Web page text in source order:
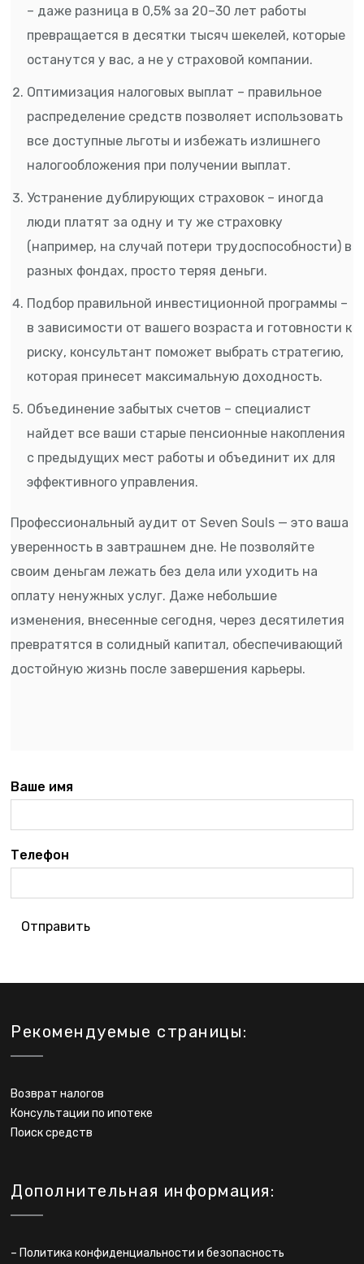
– даже разница в 0,5% за 20–30 лет работы
превращается в десятки тысяч шекелей, которые
останутся у вас, а не у страховой компании.
Оптимизация налоговых выплат – правильное
распределение средств позволяет использовать
все доступные льготы и избежать излишнего
налогообложения при получении выплат.
Устранение дублирующих страховок – иногда
люди платят за одну и ту же страховку
(например, на случай потери трудоспособности) в
разных фондах, просто теряя деньги.
Подбор правильной инвестиционной программы –
в зависимости от вашего возраста и готовности к
риску, консультант поможет выбрать стратегию,
которая принесет максимальную доходность.
Объединение забытых счетов – специалист
найдет все ваши старые пенсионные накопления
с предыдущих мест работы и объединит их для
эффективного управления.
Профессиональный аудит от Seven Souls — это ваша
уверенность в завтрашнем дне. Не позволяйте
своим деньгам лежать без дела или уходить на
оплату ненужных услуг. Даже небольшие
изменения, внесенные сегодня, через десятилетия
превратятся в солидный капитал, обеспечивающий
достойную жизнь после завершения карьеры.
Ваше имя
Телефон
Отправить
Рекомендуемые страницы:
Возврат налогов
Консультации по ипотеке
Поиск средств
Дополнительная информация:
– Политика конфиденциальности и безопасность